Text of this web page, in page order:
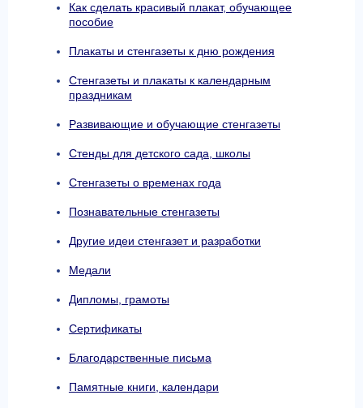
Как сделать красивый плакат, обучающее
пособие
Плакаты и стенгазеты к дню рождения
Стенгазеты и плакаты к календарным
праздникам
Развивающие и обучающие стенгазеты
Стенды для детского сада, школы
Стенгазеты о временах года
Познавательные стенгазеты
Другие идеи стенгазет и разработки
Медали
Дипломы, грамоты
Сертификаты
Благодарственные письма
Памятные книги, календари